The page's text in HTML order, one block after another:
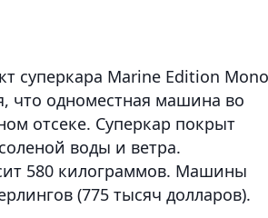
суперкара Marine Edition
что одноместная машина во
отсеке. Суперкар покрыт
воды и ветра.
580 килограммов. Машины
(775 тысяч долларов).